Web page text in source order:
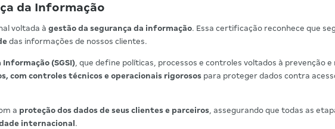
da Informação
voltada à gestão da segurança da informação. Essa certificação reconhece que
das informações de nossos clientes.
(SGSI), que define políticas, processos e controles voltados à prevenção
com controles técnicos e operacionais rigorosos para proteger dados contra
a proteção dos dados de seus clientes e parceiros, assegurando que todas as
internacional .